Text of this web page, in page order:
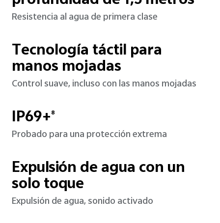
Resistencia al agua de primera clase
Tecnología táctil para
manos mojadas
Control suave, incluso con las manos mojadas
IP69+8
Probado para una protección extrema
Expulsión de agua con un
solo toque
Expulsión de agua, sonido activado